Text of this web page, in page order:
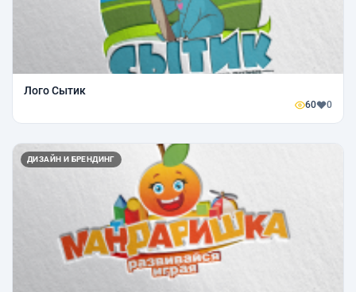
Лого Сытик
60 0
ДИЗАЙН И БРЕНДИНГ